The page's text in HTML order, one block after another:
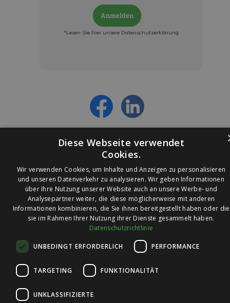
Anmelden
*Lesen Sie hier unsere Datenschutzerklärung
© 2026 Ledleuchtendiscounter.de
auf
Trusted Shops
Diese Webseite verwendet
Cookies.
Wir verwenden Cookies, um Inhalte und Anzeigen zu personalisieren
und unseren Datenverkehr zu analysieren. Wir geben Informationen
über Ihre Nutzung unserer Website auch an unsere Werbe- und
Analysepartner weiter, die diese möglicherweise mit anderen
Informationen kombinieren, die Sie ihnen bereitgestellt haben oder die
sie im Rahmen Ihrer Nutzung ihrer Dienste gesammelt haben.
Datenschutzrichtlinie
UNBEDINGT ERFORDERLICH PERFORMANCE
TARGETING FUNKTIONALITÄT
UNKLASSIFIZIERTE